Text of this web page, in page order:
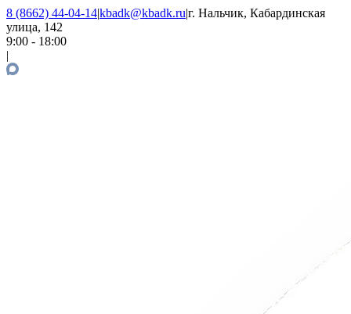
8 (8662) 44-04-14|kbadk@kbadk.ru|г. Нальчик, Кабардинская
улица, 142
9:00 - 18:00
|